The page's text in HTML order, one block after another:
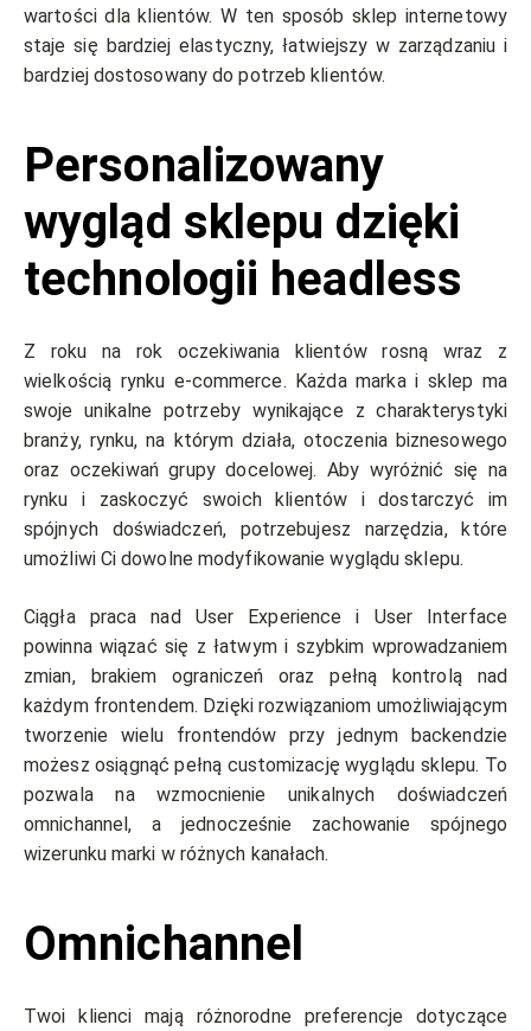
wartości dla klientów. W ten sposób sklep internetowy
staje się bardziej elastyczny, łatwiejszy w zarządzaniu i
bardziej dostosowany do potrzeb klientów.
Personalizowany
wygląd sklepu dzięki
technologii headless
Z roku na rok oczekiwania klientów rosną wraz z
wielkością rynku e-commerce. Każda marka i sklep ma
swoje unikalne potrzeby wynikające z charakterystyki
branży, rynku, na którym działa, otoczenia biznesowego
oraz oczekiwań grupy docelowej. Aby wyróżnić się na
rynku i zaskoczyć swoich klientów i dostarczyć im
spójnych doświadczeń, potrzebujesz narzędzia, które
umożliwi Ci dowolne modyfikowanie wyglądu sklepu.
Ciągła praca nad User Experience i User Interface
powinna wiązać się z łatwym i szybkim wprowadzaniem
zmian, brakiem ograniczeń oraz pełną kontrolą nad
każdym frontendem. Dzięki rozwiązaniom umożliwiającym
tworzenie wielu frontendów przy jednym backendzie
możesz osiągnąć pełną customizację wyglądu sklepu. To
pozwala na wzmocnienie unikalnych doświadczeń
omnichannel, a jednocześnie zachowanie spójnego
wizerunku marki w różnych kanałach.
Omnichannel
Twoi klienci mają różnorodne preferencje dotyczące